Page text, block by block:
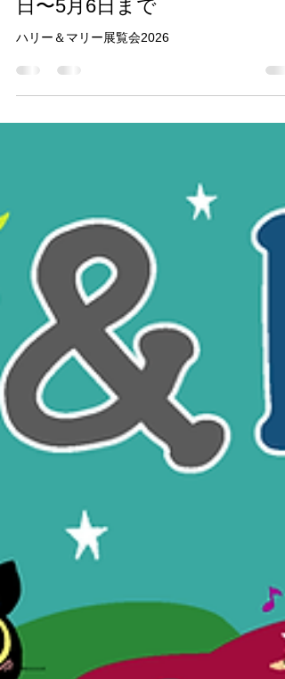
ホーンプバック運営
4月11日
読了時間: 4分
2026年5月展覧会『すべての
青』開催決定！2026年4月29
日〜5月6日まで